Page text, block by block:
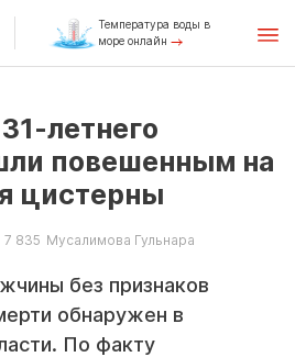
Температура воды в
море онлайн
летнего
повешенным на
цистерны
7 835 Мусалимова Гульнара
без признаков
обнаружен в
По факту